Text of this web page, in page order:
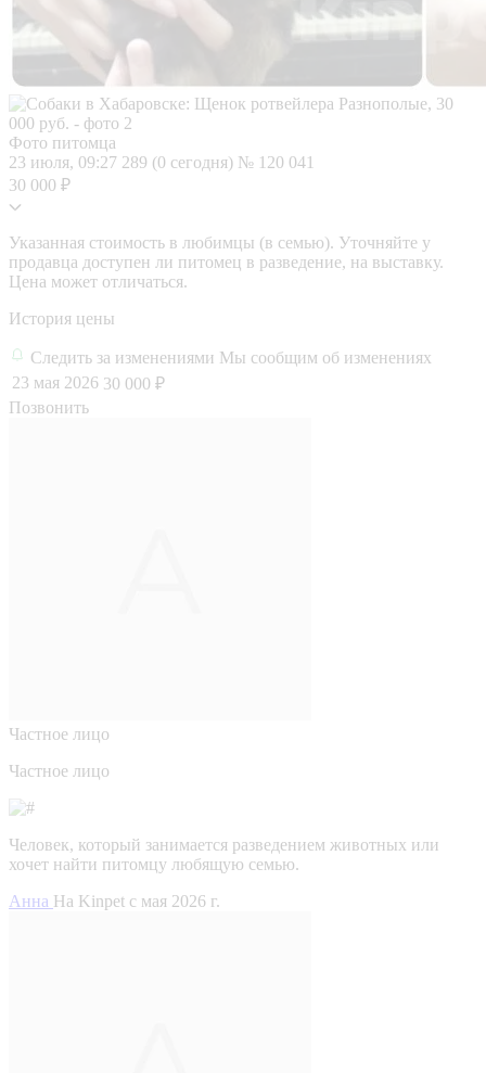
Фото питомца
23 июля, 09:27 289 (0 сегодня) № 120 041
30 000 ₽
Указанная стоимость в любимцы (в семью). Уточняйте у
продавца доступен ли питомец в разведение, на выставку.
Цена может отличаться.
История цены
Следить за изменениями Мы сообщим об изменениях
23 мая 2026 30 000 ₽
Позвонить
Частное лицо
Частное лицо
Человек, который занимается разведением животных или
хочет найти питомцу любящую семью.
Анна На Kinpet c мая 2026 г.